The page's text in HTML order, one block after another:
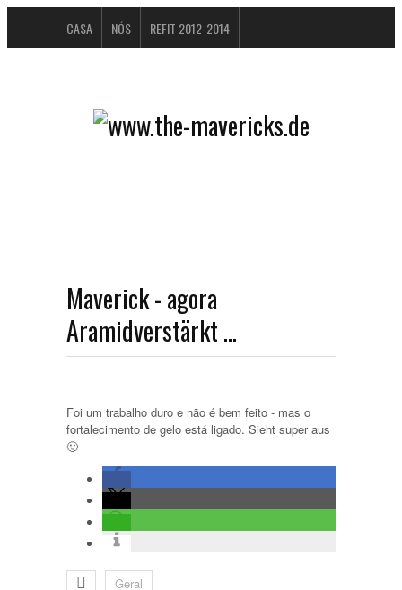
CASA NÓS REFIT 2012-2014
FICHA / IMPRESSUM
Maverick - agora
Aramidverstärkt ...
Foi um trabalho duro e não é bem feito - mas o
fortalecimento de gelo está ligado. Sieht super aus
🙂
Geral